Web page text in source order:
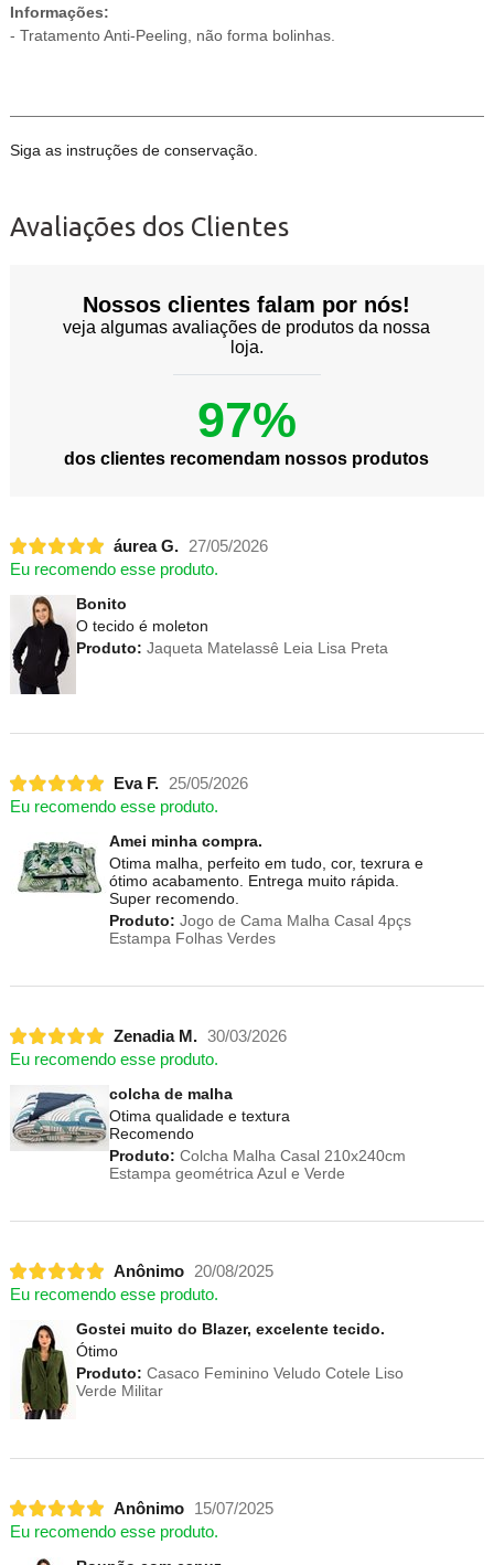
Informações:
- Tratamento Anti-Peeling, não forma bolinhas.
Siga as instruções de conservação.
Avaliações dos Clientes
Nossos clientes falam por nós!
veja algumas avaliações de produtos da nossa
loja.
97%
dos clientes recomendam nossos produtos
áurea G.
27/05/2026
Eu recomendo esse produto.
Bonito
O tecido é moleton
Produto: Jaqueta Matelassê Leia Lisa Preta
Eva F.
25/05/2026
Eu recomendo esse produto.
Amei minha compra.
Otima malha, perfeito em tudo, cor, texrura e
ótimo acabamento. Entrega muito rápida.
Super recomendo.
Produto: Jogo de Cama Malha Casal 4pçs
Estampa Folhas Verdes
Zenadia M. 30/03/2026
Eu recomendo esse produto.
colcha de malha
Otima qualidade e textura
Recomendo
Produto: Colcha Malha Casal 210x240cm
Estampa geométrica Azul e Verde
Anônimo
20/08/2025
Eu recomendo esse produto.
Gostei muito do Blazer, excelente tecido.
Ótimo
Produto: Casaco Feminino Veludo Cotele Liso
Verde Militar
Anônimo
15/07/2025
Eu recomendo esse produto.